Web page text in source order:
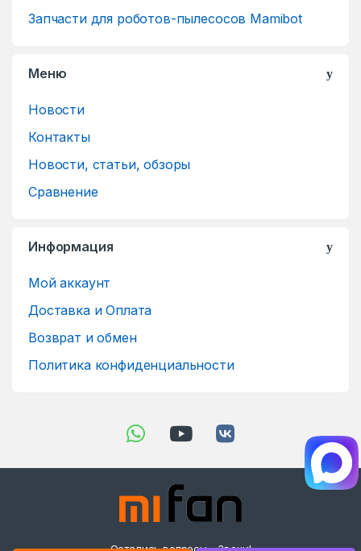
Запчасти для роботов-пылесосов Mamibot
Меню
Новости
Контакты
Новости, статьи, обзоры
Сравнение
Информация
Мой аккаунт
Доставка и Оплата
Возврат и обмен
Политика конфиденциальности